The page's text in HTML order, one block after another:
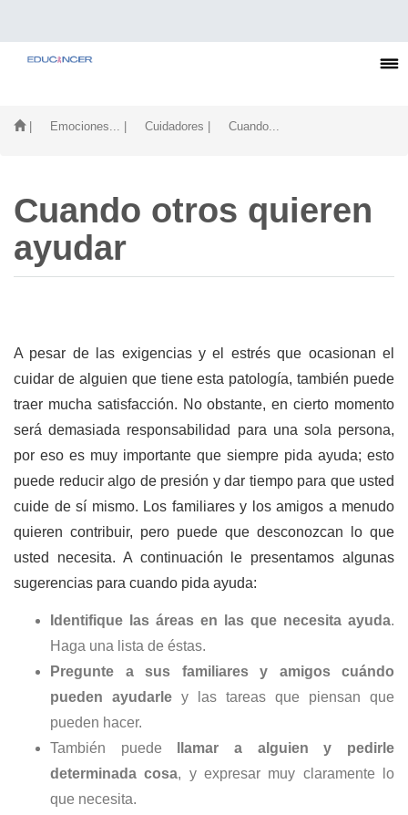
| Emociones... | Cuidadores | Cuando...
Cuando otros quieren
ayudar
A pesar de las exigencias y el estrés que ocasionan el
cuidar de alguien que tiene esta patología, también puede
traer mucha satisfacción. No obstante, en cierto momento
será demasiada responsabilidad para una sola persona,
por eso es muy importante que siempre pida ayuda; esto
puede reducir algo de presión y dar tiempo para que usted
cuide de sí mismo. Los familiares y los amigos a menudo
quieren contribuir, pero puede que desconozcan lo que
usted necesita. A continuación le presentamos algunas
sugerencias para cuando pida ayuda:
Identifique las áreas en las que necesita ayuda.
Haga una lista de éstas.
Pregunte a sus familiares y amigos cuándo
pueden ayudarle y las tareas que piensan que
pueden hacer.
También puede
llamar a alguien y pedirle
determinada cosa, y expresar muy claramente lo
que necesita.